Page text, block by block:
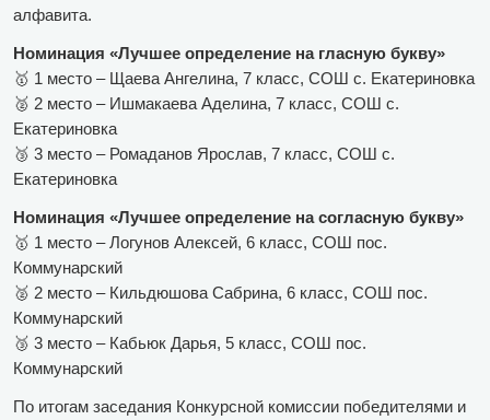
алфавита.
Номинация «Лучшее определение на гласную букву»
🥇 1 место – Щаева Ангелина, 7 класс, СОШ с. Екатериновка
🥈 2 место – Ишмакаева Аделина, 7 класс, СОШ с.
Екатериновка
🥉 3 место – Ромаданов Ярослав, 7 класс, СОШ с.
Екатериновка
Номинация «Лучшее определение на согласную букву»
🥇 1 место – Логунов Алексей, 6 класс, СОШ пос.
Коммунарский
🥈 2 место – Кильдюшова Сабрина, 6 класс, СОШ пос.
Коммунарский
🥉 3 место – Кабьюк Дарья, 5 класс, СОШ пос.
Коммунарский
По итогам заседания Конкурсной комиссии победителями и